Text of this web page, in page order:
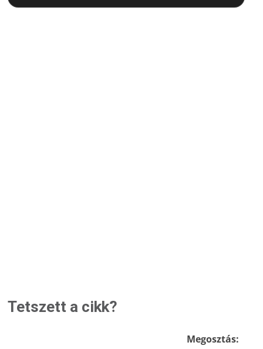
Tetszett a cikk?
Megosztás: